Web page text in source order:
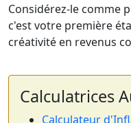
Considérez-le comme
c'est votre première
créativité en revenus
Calculatrices
Calculateur